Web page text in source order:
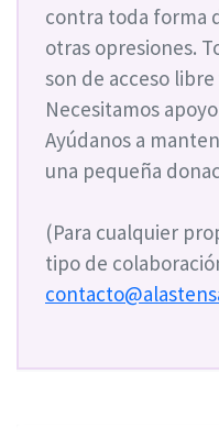
contra toda forma
otras opresiones.
son de acceso
Necesitamos
Ayúdanos a
una pequeña
(Para cualquier
tipo de